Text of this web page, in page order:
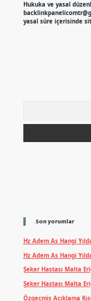
Hukuka ve yasal
yasal süre içerisinde
Son yorumlar
Hz Adem As Hangi
Hz Adem As Hangi
Şeker Hastası Malta
Şeker Hastası Malta
Özgeçmiş Açıklama